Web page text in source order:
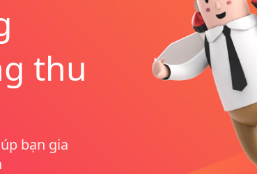
thu
bạn gia